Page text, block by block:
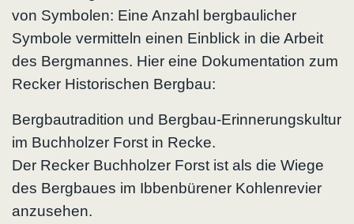
von Symbolen: Eine Anzahl bergbaulicher
Symbole vermitteln einen Einblick in die Arbeit
des Bergmannes. Hier eine Dokumentation zum
Recker Historischen Bergbau:
Bergbautradition und Bergbau-Erinnerungskultur
im Buchholzer Forst in Recke.
Der Recker Buchholzer Forst ist als die Wiege
des Bergbaues im Ibbenbürener Kohlenrevier
anzusehen.